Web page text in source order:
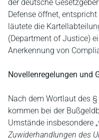
der deutsche
Defense öffnet,
läutete die
(Department of Justice)
Anerkennung von
Novellenregelungen und
Nach dem Wortlaut des §
kommen bei der
Umstände insbesondere „
Zuwiderhandlungen des